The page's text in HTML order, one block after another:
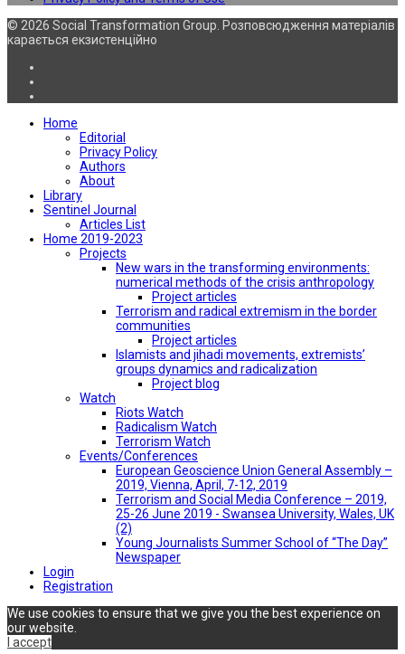
© 2026 Social Transformation Group. Розповсюдження матеріалів
карається екзистенційно
Home
Editorial
Privacy Policy
Authors
About
Library
Sentinel Journal
Articles List
Home 2019-2023
Projects
New wars in the transforming environments:
numerical methods of the crisis anthropology
Project articles
Terrorism and radical extremism in the border
communities
Project articles
Islamists and jihadi movements, extremists’
groups dynamics and radicalization
Project blog
Watch
Riots Watch
Radicalism Watch
Terrorism Watch
Events/Conferences
European Geoscience Union General Assembly –
2019, Vienna, April, 7-12, 2019
Terrorism and Social Media Conference – 2019,
25-26 June 2019 - Swansea University, Wales, UK
(2)
Young Journalists Summer School of “The Day”
Newspaper
Login
Registration
We use cookies to ensure that we give you the best experience on
our website.
I accept